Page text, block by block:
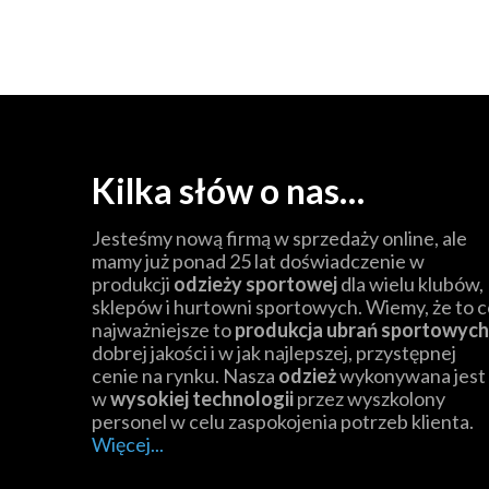
Kilka słów o nas…
Jesteśmy nową firmą w sprzedaży online, ale
mamy już ponad 25 lat doświadczenie w
produkcji odzieży sportowejdla wielu klubów,
sklepów i hurtowni sportowych. Wiemy, że to
najważniejsze toprodukcja ubrań sportowych
dobrej jakości i w jak najlepszej, przystępnej
cenie na rynku. Nasza odzieżwykonywana jest
wwysokiej technologiiprzez wyszkolony
personel w celu zaspokojenia potrzeb klienta.
Więcej...